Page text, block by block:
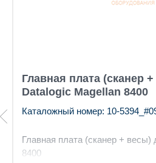
Главная плата (сканер
Datalogic Magellan 8400
Каталожный номер: 10-
Главная плата (сканер + весы)
8400